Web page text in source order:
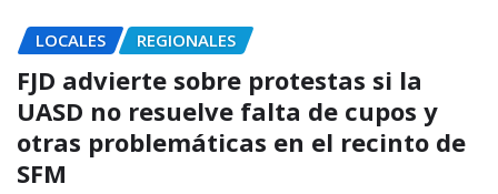
LOCALES REGIONALES
FJD advierte sobre protestas si la
UASD no resuelve falta de cupos y
otras problemáticas en el recinto de
SFM